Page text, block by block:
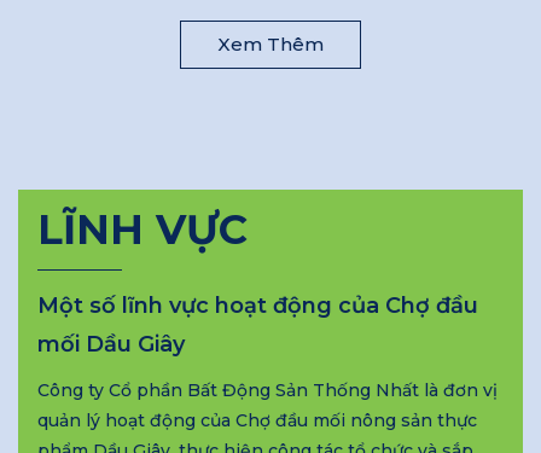
Xem Thêm
LĨNH VỰC
Một số lĩnh vực hoạt động của Chợ đầu
mối Dầu Giây
Công ty Cổ phần Bất Động Sản Thống Nhất là đơn vị
quản lý hoạt động của Chợ đầu mối nông sản thực